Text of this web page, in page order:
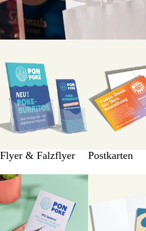
Flyer & Falzflyer Postkarten